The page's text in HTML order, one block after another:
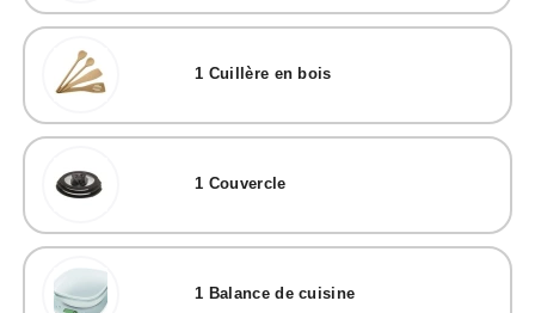
1 Cuillère en bois
1 Couvercle
1 Balance de cuisine